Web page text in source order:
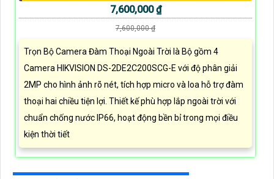
7,600,000 ₫
7,600,000 ₫
Trọn Bộ Camera Đàm Thoại Ngoài Trời là Bộ gồm 4
Camera HIKVISION DS-2DE2C200SCG-E với độ phân giải
2MP cho hình ảnh rõ nét, tích hợp micro và loa hỗ trợ đàm
thoại hai chiều tiện lợi. Thiết kế phù hợp lắp ngoài trời với
chuẩn chống nước IP66, hoạt động bền bỉ trong mọi điều
kiện thời tiết